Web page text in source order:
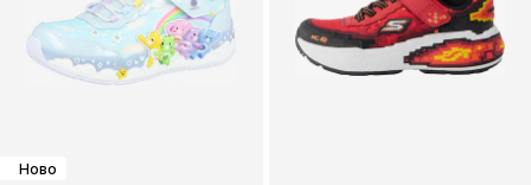
Ново